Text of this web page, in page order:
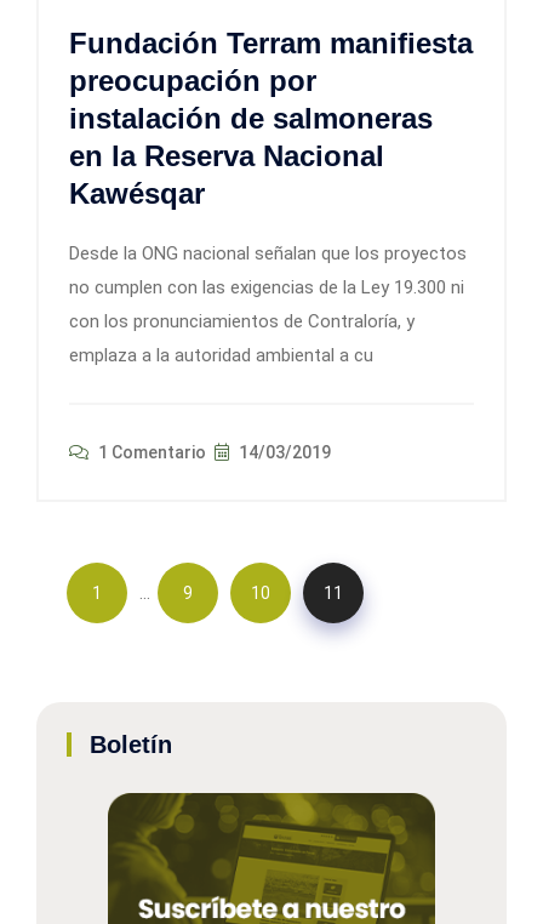
Fundación Terram manifiesta
preocupación por
instalación de salmoneras
en la Reserva Nacional
Kawésqar
Desde la ONG nacional señalan que los proyectos
no cumplen con las exigencias de la Ley 19.300 ni
con los pronunciamientos de Contraloría, y
emplaza a la autoridad ambiental a cu
1 Comentario 14/03/2019
1 … 9 10 11
Boletín